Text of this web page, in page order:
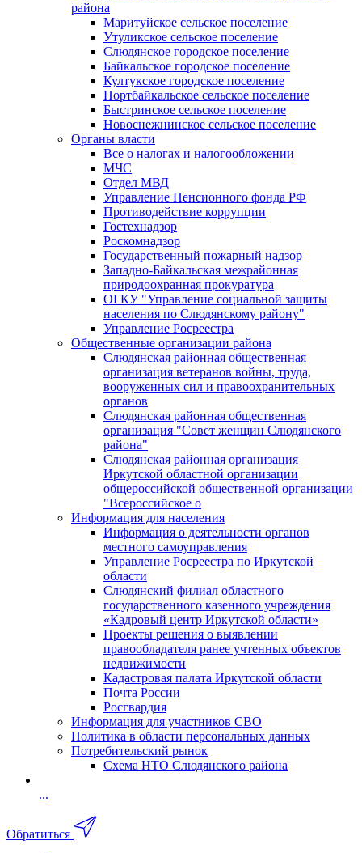
района
Маритуйское сельское поселение
Утуликское сельское поселение
Слюдянское городское поселение
Байкальское городское поселение
Култукское городское поселение
Портбайкальское сельское поселение
Быстринское сельское поселение
Новоснежнинское сельское поселение
Органы власти
Все о налогах и налогообложении
МЧС
Отдел МВД
Управление Пенсионного фонда РФ
Противодействие коррупции
Гостехнадзор
Роскомнадзор
Государственный пожарный надзор
Западно-Байкальская межрайонная
природоохранная прокуратура
ОГКУ "Управление социальной защиты
населения по Слюдянскому району"
Управление Росреестра
Общественные организации района
Слюдянская районная общественная
организация ветеранов войны, труда,
вооруженных сил и правоохранительных
органов
Слюдянская районная общественная
организация "Совет женщин Слюдянского
района"
Слюдянская районная организация
Иркутской областной организации
общероссийской общественной организации
"Всероссийское о
Информация для населения
Информация о деятельности органов
местного самоуправления
Управление Росреестра по Иркутской
области
Слюдянский филиал областного
государственного казенного учреждения
«Кадровый центр Иркутской области»
Проекты решения о выявлении
правообладателя ранее учтенных объектов
недвижимости
Кадастровая палата Иркутской области
Почта России
Росгвардия
Информация для участников СВО
Политика в области персональных данных
Потребительский рынок
Схема НТО Слюдянского района
...
Обратиться